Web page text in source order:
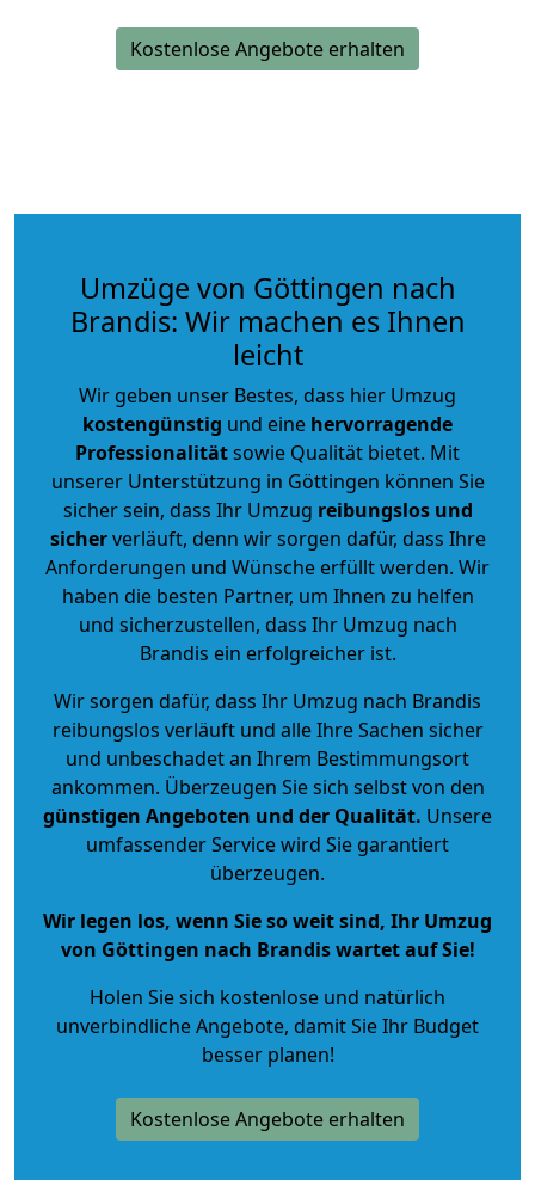
Kostenlose Angebote erhalten
Umzüge von Göttingen nach
Brandis: Wir machen es Ihnen
leicht
Wir geben unser Bestes, dass hier Umzug
kostengünstig und eine hervorragende
Professionalitätsowie Qualität bietet. Mit
unserer Unterstützung in Göttingen können Sie
sicher sein, dass Ihr Umzug reibungslos und
sicherverläuft, denn wir sorgen dafür, dass Ihre
Anforderungen und Wünsche erfüllt werden. Wir
haben die besten Partner, um Ihnen zu helfen
und sicherzustellen, dass Ihr Umzug nach
Brandis ein erfolgreicher ist.
Wir sorgen dafür, dass Ihr Umzug nach Brandis
reibungslos verläuft und alle Ihre Sachen sicher
und unbeschadet an Ihrem Bestimmungsort
ankommen. Überzeugen Sie sich selbst von den
günstigen Angeboten und der Qualität. Unsere
umfassender Service wird Sie garantiert
überzeugen.
Wir legen los, wenn Sie so weit sind, Ihr Umzug
von Göttingen nach Brandis wartet auf Sie!
Holen Sie sich kostenlose und natürlich
unverbindliche Angebote, damit Sie Ihr Budget
besser planen!
Kostenlose Angebote erhalten